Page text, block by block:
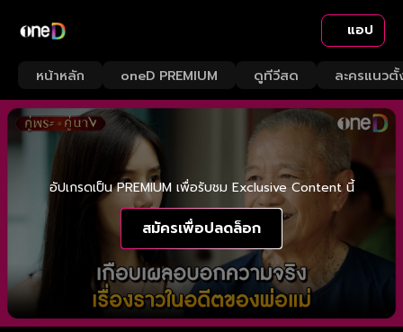
แอป
หน้าหลัก oneD PREMIUM ดูทีวีสด ละครแนวตั้
อัปเกรดเป็น PREMIUM เพื่อรับชม Exclusive Content นี้
สมัครเพื่อปลดล็อก